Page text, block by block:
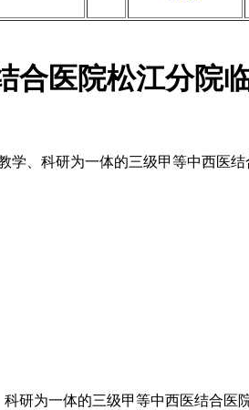
合医院松江分院
科研为一体的三级甲等中西医结
为一体的三级甲等中西医结合医